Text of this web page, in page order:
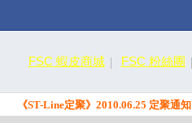
FSC 蝦皮商城 FSC 粉絲團
《ST-Line定聚》2010.06.25 定聚通知